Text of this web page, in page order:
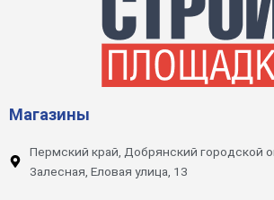
Магазины
Пермский край, Добрянский городской
Залесная, Еловая улица, 13